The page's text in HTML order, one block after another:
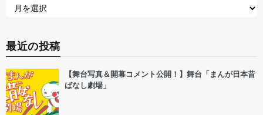
最近の投稿
【舞台写真＆開幕コメント公開！】舞台「まんが日本昔
ばなし劇場」